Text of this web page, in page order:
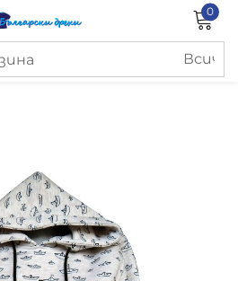
0
Вход
Изгубена парола?
ВХОД